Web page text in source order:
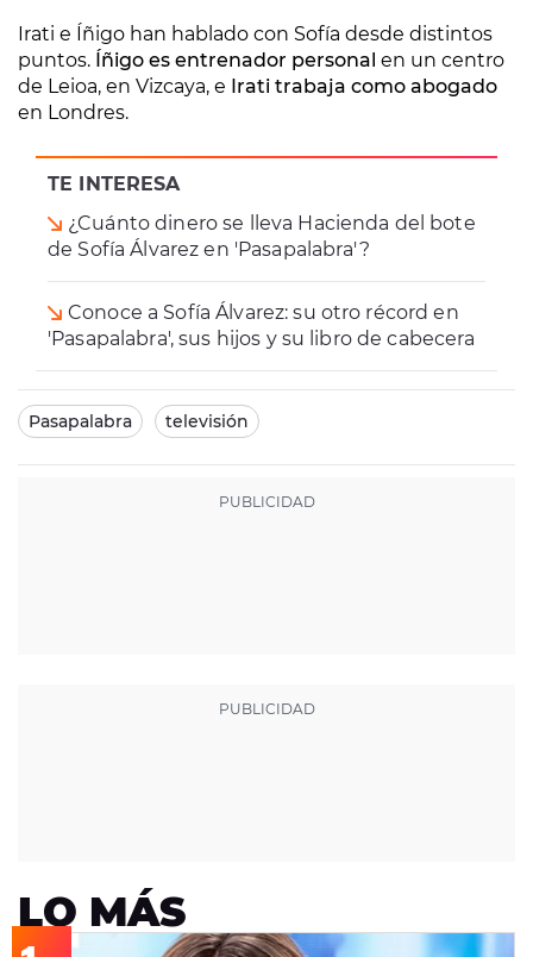
TE INTERESA
¿Cuánto dinero se lleva Hacienda del bote
de Sofía Álvarez en 'Pasapalabra'?
Conoce a Sofía Álvarez: su otro récord en
'Pasapalabra', sus hijos y su libro de cabecera
Irati e Íñigo han hablado con Sofía desde distintos
puntos. Íñigo es entrenador personal en un centro
de Leioa, en Vizcaya, e Irati trabaja como abogado
en Londres.
Pasapalabra televisión
LO MÁS